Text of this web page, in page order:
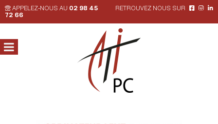
APPELEZ-NOUS AU 02 98 45
72 66
RETROUVEZ NOUS SUR